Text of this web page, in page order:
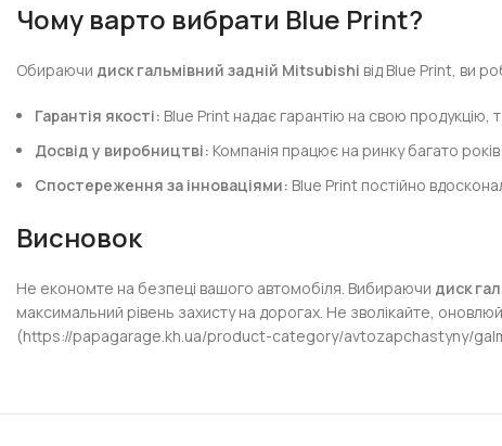
Чому варто вибрати Blue Print?
Обираючи диск гальмівний задній Mitsubishi від Blue Print, ви
Гарантія якості: Blue Print надає гарантію на свою продукцію,
Досвід у виробництві: Компанія працює на ринку багато
Спостереження за інноваціями: Blue Print постійно
Висновок
Не економте на безпеці вашого автомобіля. Вибираючи диск
максимальний рівень захисту на дорогах. Не зволікайте,
(https://papagarage.kh.ua/product-category/avtozapchastyny/